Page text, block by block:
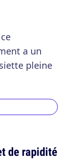
a un
pleine
de rapidité